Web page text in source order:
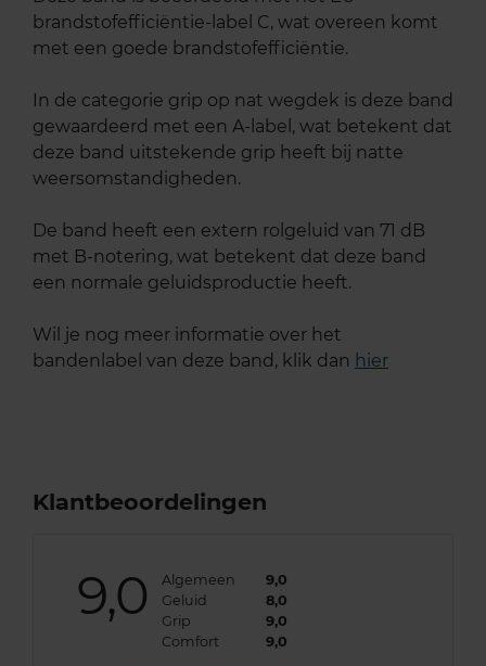
brandstofefficiëntie-label C, wat overeen komt
met een goede brandstofefficiëntie.
In de categorie grip op nat wegdek is deze band
gewaardeerd met een A-label, wat betekent dat
deze band uitstekende grip heeft bij natte
weersomstandigheden.
De band heeft een extern rolgeluid van 71 dB
met B-notering, wat betekent dat deze band
een normale geluidsproductie heeft.
Wil je nog meer informatie over het
bandenlabel van deze band, klik dan hier
Klantbeoordelingen
9,0 Algemeen
9,0
Geluid
8,0
Grip
9,0
Comfort
9,0